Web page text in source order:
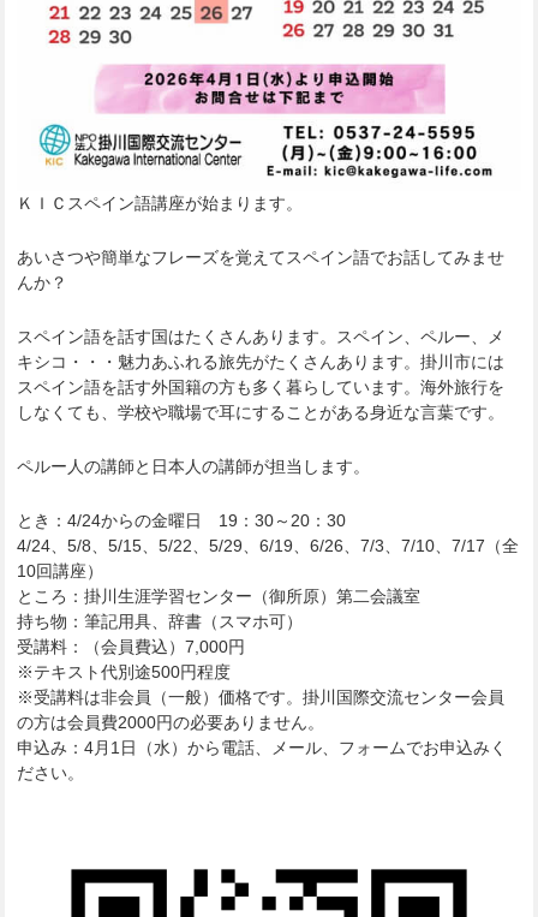
ＫＩＣスペイン語講座が始まります。
あいさつや簡単なフレーズを覚えてスペイン語でお話してみませ
んか？
スペイン語を話す国はたくさんあります。スペイン、ペルー、メ
キシコ・・・魅力あふれる旅先がたくさんあります。掛川市には
スペイン語を話す外国籍の方も多く暮らしています。海外旅行を
しなくても、学校や職場で耳にすることがある身近な言葉です。
ペルー人の講師と日本人の講師が担当します。
とき：4/24からの金曜日 19：30～20：30
4/24、5/8、5/15、5/22、5/29、6/19、6/26、7/3、7/10、7/17（全
10回講座）
ところ：掛川生涯学習センター（御所原）第二会議室
持ち物：筆記用具、辞書（スマホ可）
受講料：（会員費込）7,000円
※テキスト代別途500円程度
※受講料は非会員（一般）価格です。掛川国際交流センター会員
の方は会員費2000円の必要ありません。
申込み：4月1日（水）から電話、メール、フォームでお申込みく
ださい。